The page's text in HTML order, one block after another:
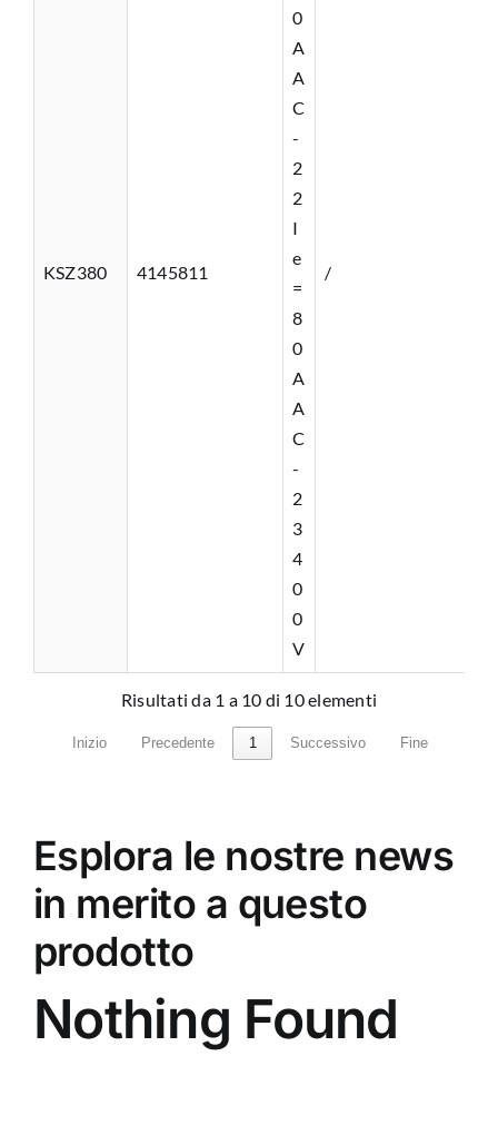
KSZ380 4145811
0
A
A
C
-
2
2
I
e
=
8
0
A
A
C
-
2
3
4
0
0
V
/
Risultati da 1 a 10 di 10 elementi
Inizio Precedente 1 Successivo Fine
Esplora le nostre news
in merito a questo
prodotto
Nothing Found